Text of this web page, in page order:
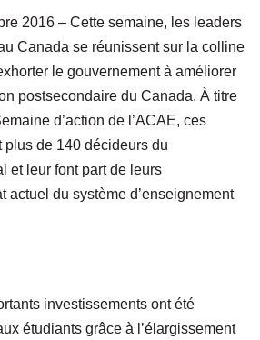
2016 – Cette semaine, les leaders
Canada se réunissent sur la colline
le gouvernement à améliorer
postsecondaire du Canada. À titre
d’action de l’ACAE, ces
plus de 140 décideurs du
et leur font part de leurs
actuel du système d’enseignement
investissements ont été
étudiants grâce à l’élargissement